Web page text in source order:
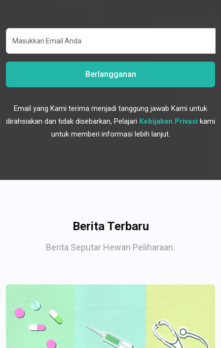
Berlangganan
Email yang Kami terima menjadi tanggung jawab Kami untuk
dirahsiakan dan tidak disebarkan, Pelajari Kebijakan Privasi kami
untuk memberi informasi lebih lanjut.
Berita Terbaru
Berita Seputar Hewan Peliharaan.